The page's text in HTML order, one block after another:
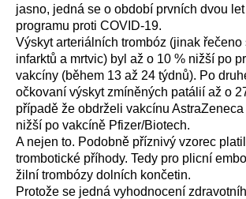
jasno, jedná se o období prvních dvou
programu proti COVID-19.
Výskyt arteriálních trombóz (jinak řečeno
infarktů a mrtvic) byl až o 10 % nižší po
vakcíny (během 13 až 24 týdnů). Po
očkovaní výskyt zmíněných patálií až o
případě že obdrželi vakcínu
nižší po vakcíně Pfizer/Biotech.
Anejen to. Podobně příznivý vzorec
trombotické příhody. Tedy pro plicní
žilní trombózy dolních končetin.
Protože se jedná vyhodnocení